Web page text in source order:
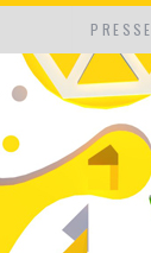
PRESSE